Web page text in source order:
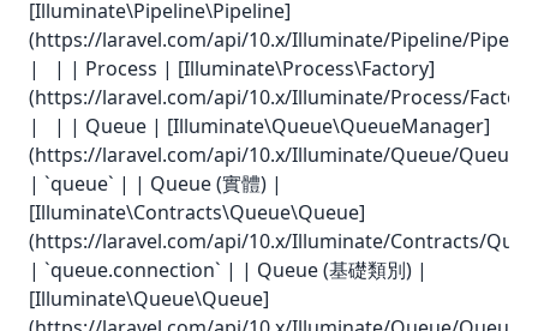
[Illuminate\Pipeline\Pipeline]
(https://laravel.com/api/10.x/Illuminate/Pipeline/
| | | Process | [Illuminate\Process\Factory]
(https://laravel.com/api/10.x/Illuminate/Process/
| | | Queue | [Illuminate\Queue\QueueManager]
(https://laravel.com/api/10.x/Illuminate/Queue/
| `queue` | | Queue (實體) |
[Illuminate\Contracts\Queue\Queue]
(https://laravel.com/api/10.x/Illuminate/Contracts/
| `queue.connection` | | Queue (基礎類別) |
[Illuminate\Queue\Queue]